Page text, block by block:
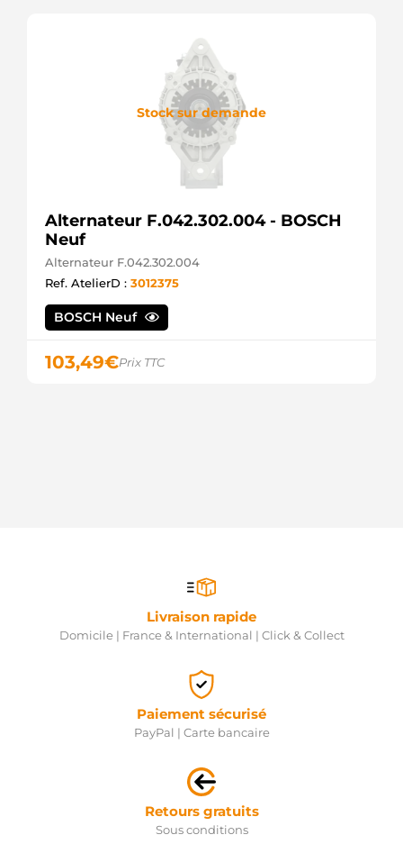
Stock sur demande
Alternateur F.042.302.004 - BOSCH
Neuf
Alternateur F.042.302.004
Ref. AtelierD : 3012375
BOSCH Neuf
103,49€Prix TTC
Livraison rapide
Domicile | France & International | Click & Collect
Paiement sécurisé
PayPal | Carte bancaire
Retours gratuits
Sous conditions